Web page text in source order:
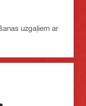
uzgaļiem ar